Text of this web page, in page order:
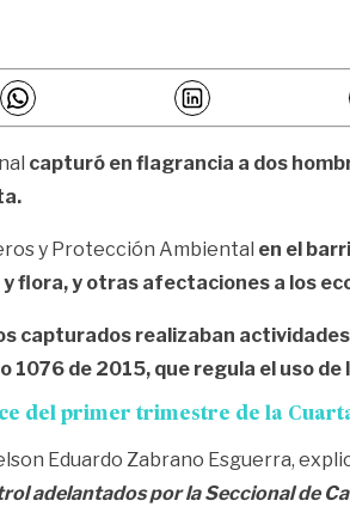
capturó en flagrancia a dos
y Protección Ambiental en el
y otras afectaciones a los
capturados realizaban
de 2015, que regula el uso
del primer trimestre de la
Eduardo Zabrano Esguerra,
adelantados por la Seccional de